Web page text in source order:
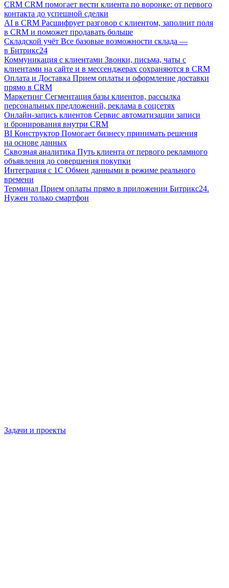
CRM CRM помогает вести клиента по воронке: от первого
контакта до успешной сделки
AI в CRM Расшифрует разговор с клиентом, заполнит поля
в CRM и поможет продавать больше
Складской учёт Все базовые возможности склада —
в Битрикс24
Коммуникация с клиентами Звонки, письма, чаты с
клиентами на сайте и в мессенджерах сохраняются в CRM
Оплата и Доставка Прием оплаты и оформление доставки
прямо в CRM
Маркетинг Сегментация базы клиентов, рассылка
персональных предложений, реклама в соцсетях
Онлайн-запись клиентов Сервис автоматизации записи
и бронирования внутри CRM
BI Конструктор Помогает бизнесу принимать решения
на основе данных
Сквозная аналитика Путь клиента от первого рекламного
объявления до совершения покупки
Интеграция с 1С Обмен данными в режиме реального
времени
Терминал Прием оплаты прямо в приложении Битрикс24.
Нужен только смартфон
Задачи и проекты